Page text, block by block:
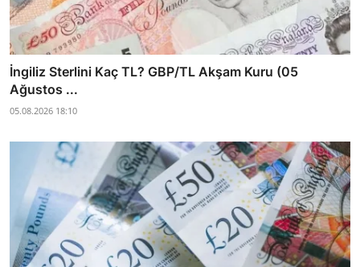
İngiliz Sterlini Kaç TL? GBP/TL Akşam Kuru (05
Ağustos ...
05.08.2026 18:10